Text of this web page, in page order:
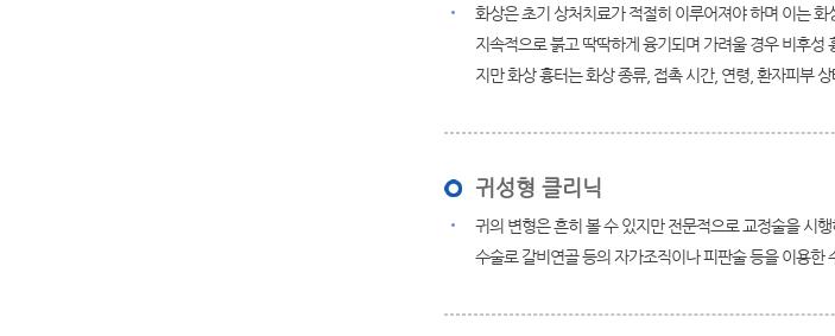
화상은 초기 상처치료가 적절히 이루어져야 하며 이는
지속적으로 붉고 딱딱하게 융기되며 가려울 경우 비후
지만 화상 흉터는 화상 종류, 접촉 시간, 연령, 환자피부
귀성형 클리닉
귀의 변형은 흔히 볼 수 있지만 전문적으로 교정술을 시
수술로 갈비연골 등의 자가조직이나 피판술 등을 이용한